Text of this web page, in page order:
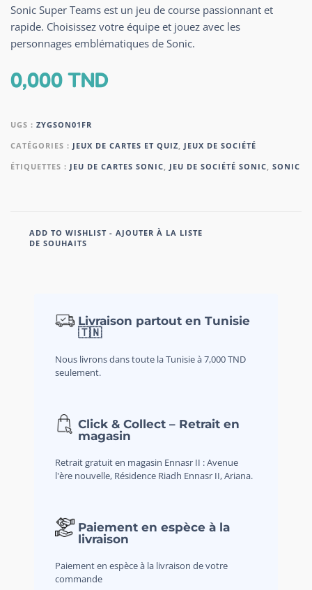
Sonic Super Teams est un jeu de course passionnant et
rapide. Choisissez votre équipe et jouez avec les
personnages emblématiques de Sonic.
0,000TND
UGS : ZYGSON01FR
CATÉGORIES : JEUX DE CARTES ET QUIZ
JEUX DE SOCIÉTÉ
ÉTIQUETTES : JEU DE CARTES SONIC JEU DE SOCIÉTÉ SONIC SONIC
ADD TO WISHLIST - AJOUTER À LA LISTE
DE SOUHAITS
Livraison partout en Tunisie
🇹🇳
Nous livrons dans toute la Tunisie à 7,000 TND
seulement.
Click & Collect – Retrait en
magasin
Retrait gratuit en magasin Ennasr II : Avenue
l'ère nouvelle, Résidence Riadh Ennasr II, Ariana.
Paiement en espèce à la
livraison
Paiement en espèce à la livraison de votre
commande